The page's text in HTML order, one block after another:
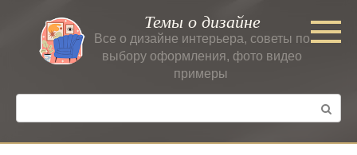
контенту
Темы о дизайне
Все о дизайне интерьера, советы по
выбору оформления, фото видео
примеры
Поиск: